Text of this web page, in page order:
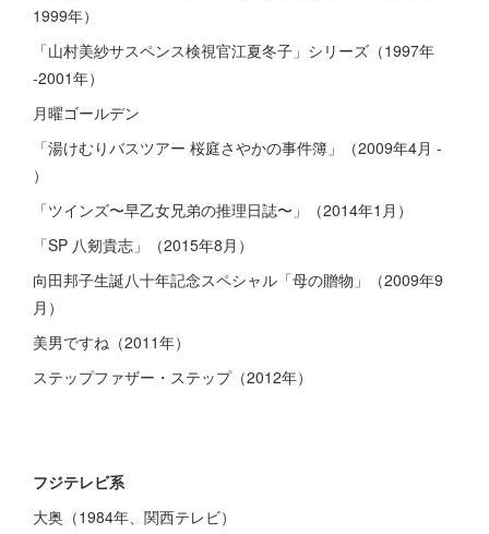
1999年）
「山村美紗サスペンス検視官江夏冬子」シリーズ（1997年
-2001年）
月曜ゴールデン
「湯けむりバスツアー 桜庭さやかの事件簿」（2009年4月 -
）
「ツインズ〜早乙女兄弟の推理日誌〜」（2014年1月）
「SP 八剱貴志」（2015年8月）
向田邦子生誕八十年記念スペシャル「母の贈物」（2009年9
月）
美男ですね（2011年）
ステップファザー・ステップ（2012年）
フジテレビ系
大奥（1984年、関西テレビ）